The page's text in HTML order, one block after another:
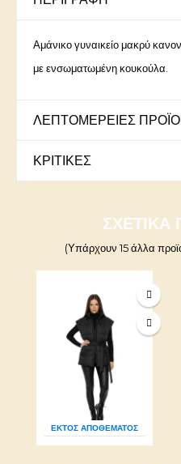
Αμάνικο γυναικείο μακρύ
με ενσωματωμένη κουκούλα.
ΛΕΠΤΟΜΈΡΕΙΕΣ
ΚΡΙΤΙΚΈΣ
ΣΧΕΤΙΚΆ
(Υπάρχουν 15 άλλα
ΕΚΤΌΣ ΑΠΟΘΈΜΑΤΟΣ